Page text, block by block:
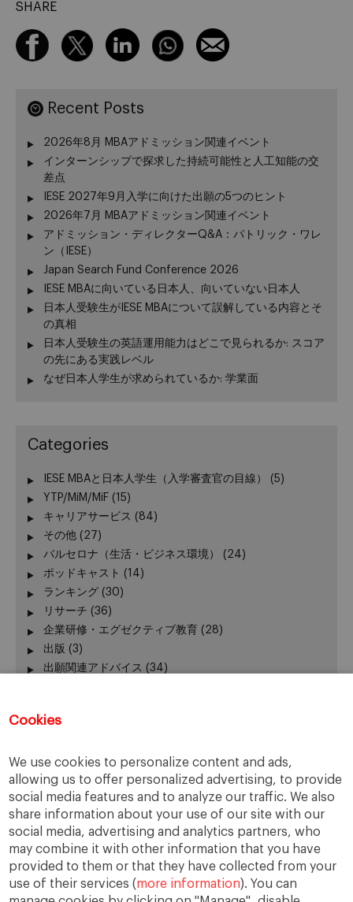
Cookies
We use cookies to personalize content and ads,
allowing us to offer personalized advertising, to provide
social media features and to analyze our traffic. We also
share information about your use of our site with our
social media, advertising and analytics partners, who
may combine it with other information that you have
provided to them or that they have collected from your
use of their services (more information). You can
SHARE
Recent Posts
2026年8月 MBAアドミッション関連イベント
インターンシップで探求した持続可能性と人工知能の交
差点
IESE 2027年9月入学に向けた出願の5つのヒント
2026年7月 MBAアドミッション関連イベント
アドミッション・ディレクターQ&A：パトリック・ワレ
ン（IESE）
Japan Search Fund Conference 2026
IESE MBAに向いている日本人、向いていない日本人
日本人受験生がIESE MBAについて誤解している内容とそ
の真相
日本人受験生の英語運用能力はどこで見られるか: スコア
の先にある実践レベル
なぜ日本人学生が求められているか: 学業面
Categories
IESE MBAと日本人学生（入学審査官の目線）
(5)
YTP/MiM/MiF (15)
キャリアサービス (84)
その他 (27)
バルセロナ（生活・ビジネス環境）
(24)
ポッドキャスト (14)
ランキング (30)
リサーチ (36)
企業研修・エグゼクティブ教育 (28)
出版 (3)
出願関連アドバイス (34)
卒業生向けイベント
在校生の活躍(42)
報道発表、レポート(24)
学長(24)
授業(130)
新型コロナウィルス (22)